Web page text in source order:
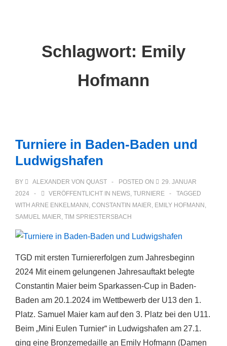
Schlagwort: Emily
Hofmann
Turniere in Baden-Baden und
Ludwigshafen
BY ALEXANDER VON QUAST POSTED ON
29. JANUAR
2024
VERÖFFENTLICHT IN NEWS, TURNIERE
TAGGED
WITH ARNE ENKELMANN , CONSTANTIN MAIER, EMILY HOFMANN ,
SAMUEL MAIER, TIM SPRIESTERSBACH
TGD mit ersten Turniererfolgen zum Jahresbeginn
2024 Mit einem gelungenen Jahresauftakt belegte
Constantin Maier beim Sparkassen-Cup in Baden-
Baden am 20.1.2024 im Wettbewerb der U13 den 1.
Platz. Samuel Maier kam auf den 3. Platz bei den U11.
Beim „Mini Eulen Turnier“ in Ludwigshafen am 27.1.
ging eine Bronzemedaille an Emily Hofmann (Damen